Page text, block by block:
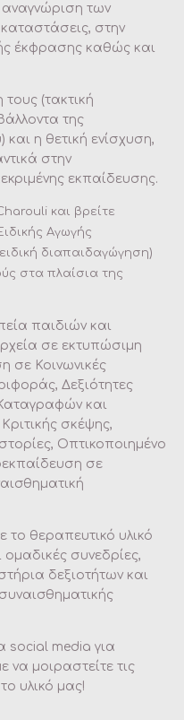
των
στην
έκφρασης καθώς και
(τακτική
της
η θετική ενίσχυση,
στην
εκπαίδευσης.
και βρείτε
Αγωγής
διαπαιδαγώγηση)
στα πλαίσια της
παιδιών και
σε εκτυπώσιμη
σε Κοινωνικές
Δεξιότητες
και
σκέψης,
Οπτικοποιημένο
σε
το θεραπευτικό υλικό
συνεδρίες,
δεξιοτήτων και
social media για
μοιραστείτε τις
υλικό μας!